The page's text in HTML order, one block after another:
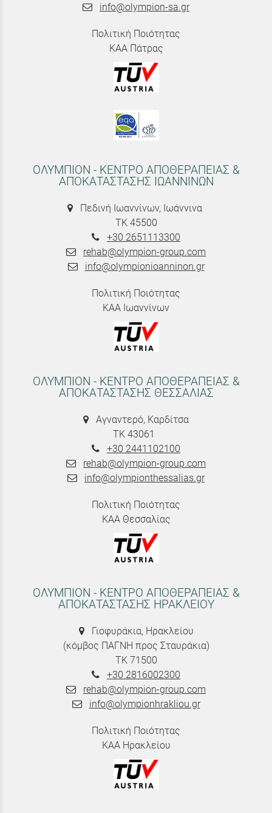
info@olympion-sa.gr
Πολιτική Ποιότητας
ΚΑΑ Πάτρας
ΟΛΥΜΠΙΟΝ - ΚΕΝΤΡΟ ΑΠΟΘΕΡΑΠΕΙΑΣ &
ΑΠΟΚΑΤΑΣΤΑΣΗΣ ΙΩΑΝΝΙΝΩΝ
Πεδινή Ιωαννίνων, Ιωάννινα
ΤΚ 45500
+30 2651113300
rehab@olympion-group.com
info@olympionioanninon.gr
Πολιτική Ποιότητας
ΚΑΑ Ιωαννίνων
ΟΛΥΜΠΙΟΝ - ΚΕΝΤΡΟ ΑΠΟΘΕΡΑΠΕΙΑΣ &
ΑΠΟΚΑΤΑΣΤΑΣΗΣ ΘΕΣΣΑΛΙΑΣ
Αγναντερό, Καρδίτσα
ΤΚ 43061
+30 2441102100
rehab@olympion-group.com
info@olympionthessalias.gr
Πολιτική Ποιότητας
ΚΑΑ Θεσσαλίας
ΟΛΥΜΠΙΟΝ - ΚΕΝΤΡΟ ΑΠΟΘΕΡΑΠΕΙΑΣ &
ΑΠΟΚΑΤΑΣΤΑΣΗΣ ΗΡΑΚΛΕΙΟΥ
Γιοφυράκια, Ηρακλείου
(κόμβος ΠΑΓΝΗ προς Σταυράκια)
ΤΚ 71500
+30 2816002300
rehab@olympion-group.com
info@olympionhrakliou.gr
Πολιτική Ποιότητας
ΚΑΑ Ηρακλείου